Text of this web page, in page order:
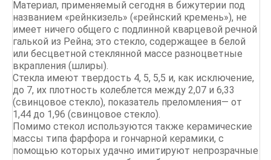
Материал, применяемый сегодня в бижутерии под
названием «рейнкизель» («рейнский кремень»), не
имеет ничего общего с подлинной кварцевой речной
галькой из Рейна; это стекло, содержащее в белой
или бесцветной стеклянной массе разноцветные
вкрапления (шлиры).
Стекла имеют твердость 4, 5, 5,5 и, как исключение,
до 7, их плотность колеблется между 2,07 и 6,33
(свинцовое стекло), показатель преломления— от
1,44 до 1,96 (свинцовое стекло).
Помимо стекол используются также керамические
массы типа фарфора и гончарной керамики, с
помощью которых удачно имитируют непрозрачные